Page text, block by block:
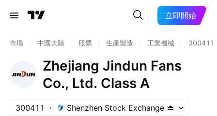
立即開始
市場 中國大陸 股票 生產製造 工業機械 300411
Zhejiang Jindun Fans
Co., Ltd. Class A
300411 Shenzhen Stock Exchange